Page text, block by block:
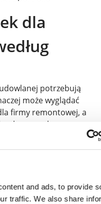
and ads, to provide
traffic. We also share
dla
potrzebują
może wyglądać
firmy remontowej, a
czy wykonawcy
który najlepiej pasuje